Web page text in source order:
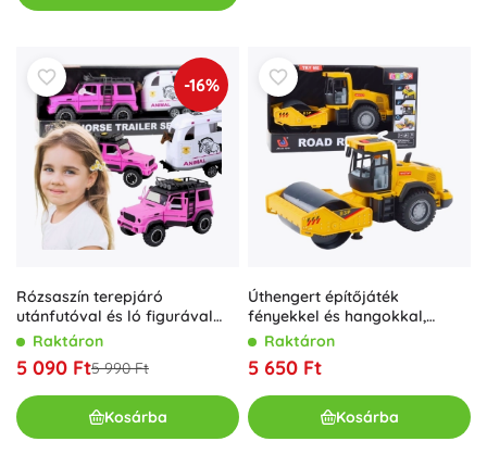
-16%
Rózsaszín terepjáró
utánfutóval és ló figurával
WOOPIE
Raktáron
5 090 Ft5 990 Ft
Kosárba
Úthengert építőjáték
fényekkel és hangokkal,
sárga
Raktáron
5 650 Ft
Kosárba